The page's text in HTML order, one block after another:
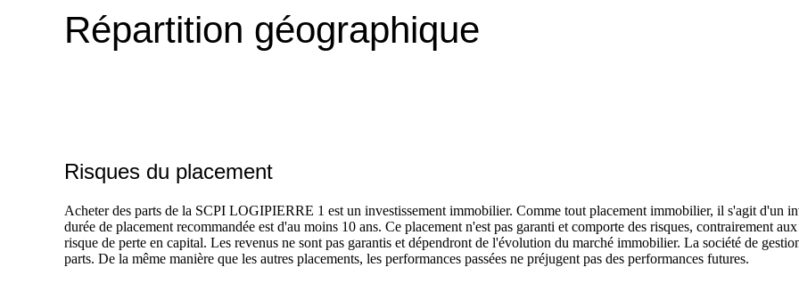
Répartition géographique
Risques du placement
Acheter des parts de la SCPI LOGIPIERRE 1 est un investissement immobilier. Comme tout placement immobilier, il s'agit d'un
durée de placement recommandée est d'au moins 10 ans. Ce placement n'est pas garanti et comporte des risques, contrairement
risque de perte en capital. Les revenus ne sont pas garantis et dépendront de l'évolution du marché immobilier. La société de
parts. De la même manière que les autres placements, les performances passées ne préjugent pas des performances futures.